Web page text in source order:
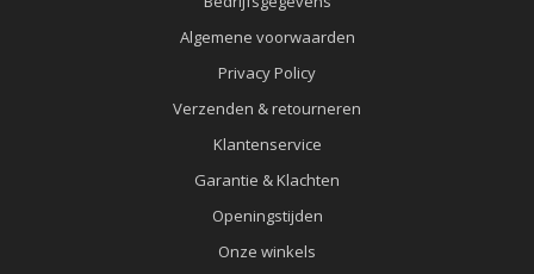
Algemene voorwaarden
Privacy Policy
Verzenden & retourneren
Klantenservice
Garantie & Klachten
Openingstijden
Onze winkels